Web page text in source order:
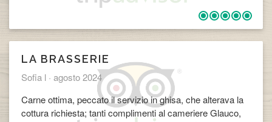
LA BRASSERIE
Sofia l · agosto 2024
Carne ottima, peccato il servizio in ghisa, che alterava la
cottura richiesta; tanti complimenti al cameriere Glauco,